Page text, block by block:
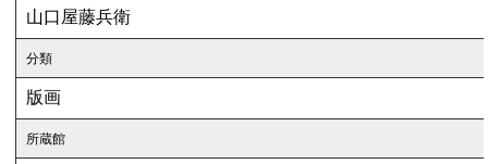
山口屋藤兵衛
分類
版画
所蔵館